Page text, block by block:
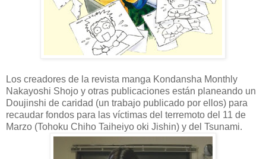
Los creadores de la revista manga Kondansha Monthly
Nakayoshi Shojo y otras publicaciones están planeando un
Doujinshi de caridad (un trabajo publicado por ellos) para
recaudar fondos para las víctimas del terremoto del 11 de
Marzo (Tohoku Chiho Taiheiyo oki Jishin) y del Tsunami.